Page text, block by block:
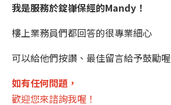
我是服務於錠嵂保經的Mandy！
樓上業務員們都回答的很專業細心
可以給他們按讚、最佳留言給予鼓勵喔
如有任何問題，
歡迎您來諮詢我喔！